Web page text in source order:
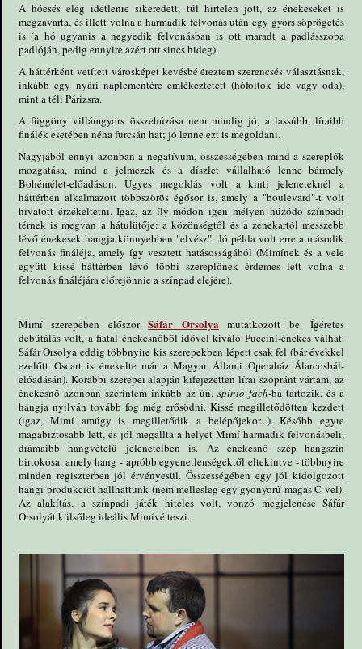
A hóesés elég idétlenre sikeredett, túl hirtelen jött, az énekeseket is
megzavarta, és illett volna a harmadik felvonás után egy gyors söprögetés
is (a hó ugyanis a negyedik felvonásban is ott maradt a padlásszoba
padlóján, pedig ennyire azért ott sincs hideg).
A háttérként vetített városképet kevésbé éreztem szerencsés választásnak,
inkább egy nyári naplementére emlékeztetett (hófoltok ide vagy oda),
mint a téli Párizsra.
A függöny villámgyors összehúzása nem mindig jó, a lassúbb, líraibb
finálék esetében néha furcsán hat; jó lenne ezt is megoldani.
Nagyjából ennyi azonban a negatívum, összességében mind a szereplők
mozgatása, mind a jelmezek és a díszlet vállalható lenne bármely
Bohémélet-előadáson. Ügyes megoldás volt a kinti jeleneteknél a
háttérben alkalmazott többszörös égősor is, amely a "boulevard"-t volt
hivatott érzékeltetni. Igaz, az íly módon igen mélyen húzódó színpadi
térnek is megvan a hátulütője: a közönségtől és a zenekartól messzebb
lévő énekesek hangja könnyebben "elvész". Jó példa volt erre a második
felvonás fináléja, amely így vesztett hatásosságából (Mimínek és a vele
együtt kissé háttérben lévő többi szereplőnek érdemes lett volna a
felvonás fináléjára előrejönnie a színpad elejére).
Mimí szerepében előszörSáfár Orsolya mutatkozott be. Ígéretes
debütálás volt, a fiatal énekesnőből idővel kiváló Puccini-énekes válhat.
Sáfár Orsolya eddig többnyire kis szerepekben lépett csak fel (bár évekkel
ezelőtt Oscart is énekelte már a Magyar Állami Operaház Álarcosbál-
előadásán). Korábbi szerepei alapján kifejezetten lírai szopránt vártam, az
énekesnő azonban szerintem inkább az ún.spinto fach-ba tartozik, és a
hangja nyilván tovább fog még erősödni. Kissé megilletődötten kezdett
(igaz, Mimí amúgy is megilletődik a belépőjekor...). Később egyre
magabiztosabb lett, és jól megállta a helyét Mimí harmadik felvonásbeli,
drámaibb hangvételű jeleneteiben is. Az énekesnő szép hangszín
birtokosa, amely hang - apróbb egyenetlenségektől eltekintve - többnyire
minden regiszterben jól érvényesül. Összességében egy jól kidolgozott
hangi produkciót hallhattunk (nem mellesleg egy gyönyörű magas C-vel).
Az alakítás, a színpadi játék hiteles volt, vonzó megjelenése Sáfár
Orsolyát külsőleg ideális Mimívé teszi.